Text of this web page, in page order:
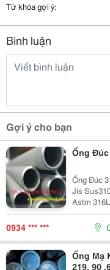
Từ khóa gợi ý:
Bình luận
Gợi ý cho bạn
Ống Đúc
Jis
Astm
304/ Gb 0Cr18Ni9,,,,,,
0934 *** ***
Ống Mạ
219, 90